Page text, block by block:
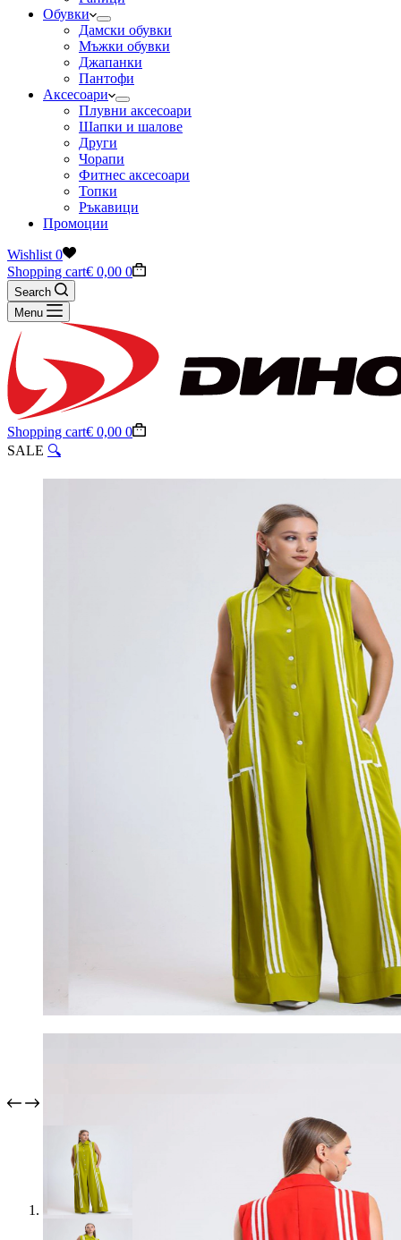
Обувки
Дамски обувки
Мъжки обувки
Джапанки
Пантофи
Аксесоари
Плувни аксесоари
Шапки и шалове
Други
Чорапи
Фитнес аксесоари
Топки
Ръкавици
Промоции
Wishlist 0
Shopping cart€ 0,00 0
Search
Menu
Shopping cart€ 0,00 0
SALE 🔍